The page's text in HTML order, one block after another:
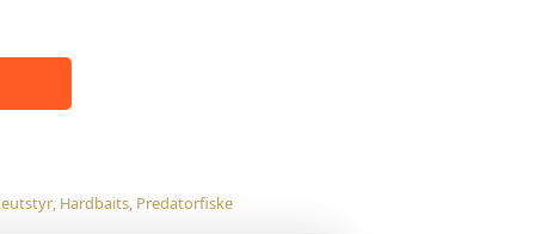
, Hardbaits, Predatorfiske